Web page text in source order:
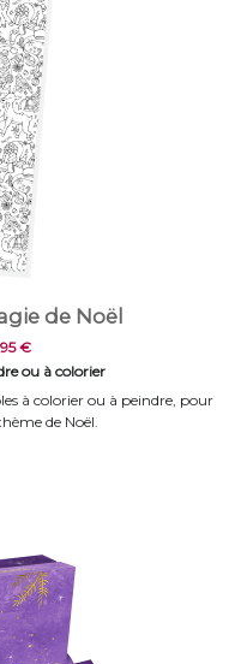
de Noël
€
ou à colorier
à colorier ou à peindre, pour
de Noël.